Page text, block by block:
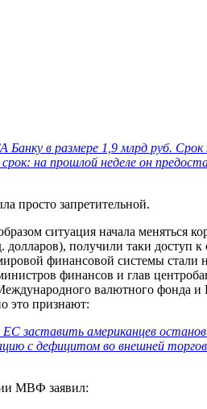
в размере 1,9 млрд руб. Срок
на прошлой неделе он
просто запретительной.
ситуация начала меняться
получили таки доступ к
финансовой системы стали
финансов и глав
валютного фонда и
это признают:
заставить американцев
с дефицитом во внешней
МВФ заявил: